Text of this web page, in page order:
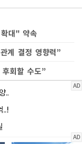
대" 약속
계 결정 영향력”
회할 수도”